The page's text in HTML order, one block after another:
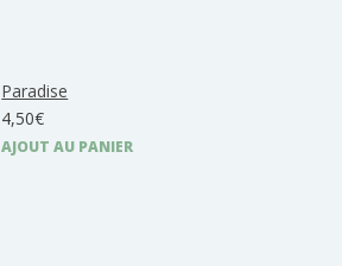
Paradise
4,50€
AJOUT AU PANIER